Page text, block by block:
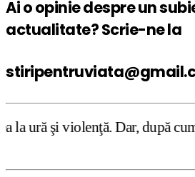
Ai o opinie despre un
actualitate? Scrie-ne la
Dar, după cum confirmă